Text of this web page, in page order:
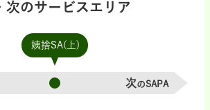
次のサービスエリア
姨捨SA(上)
次のSAPA